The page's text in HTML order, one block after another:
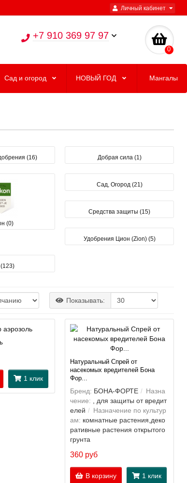
Личный кабинет
+7 910 369 97 97
0
Сад и огород НОВЫЙ ГОД Мангалы
(16) Добрая сила (1)
(0)
Сад, Огород (21)
Средства защиты (15)
Удобрения Цион (Zion) (5)
Показывать:
1 клик
Натуральный Спрей от
насекомых вредителей Бона
Фор...
Бренд: БОНА-ФОРТЕ
Назна
чение:
, для защиты от вредит
елей
Назначение по культур
ам: комнатные растения,деко
ративные растения открытого
грунта
360 руб
В корзину 1 клик